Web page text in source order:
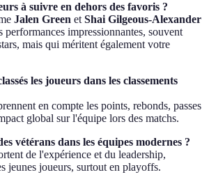
à suivre en dehors des favoris ?
Jalen Green et Shai Gilgeous-Alexander
performances impressionnantes, souvent
mais qui méritent également votre
les joueurs dans les classements
en compte les points, rebonds, passes
global sur l'équipe lors des matchs.
vétérans dans les équipes modernes ?
de l'expérience et du leadership,
jeunes joueurs, surtout en playoffs.